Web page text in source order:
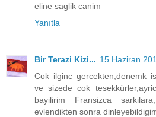
eline saglik canim
Yanıtla
Bir Terazi Kizi... 15 Haziran
Cok ilginc gercekten,denemk
ve sizede cok
bayilirim Fransizca
evlendikten sonra